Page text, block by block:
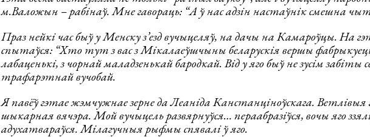
м.Валожын – рабінаў. Мне гавораць: “А ў нас адзін настаўнік смешна
Праз нейкі час быў у Менску з’езд вучыцеляў, на дачы на Камароўцы. На
спытаўся: “Хто тут з вас з Мікалаеўшчыны беларускія вершы
лабаценькі, з чорнай маладзенькай бародкай. Від у яго быў не зусім забіты
трафарэтнай вучобай.
Я павёў гэтае жэмчужнае зерне да Леаніда Канстанціноўскага. Ветлівыя
шыкарная вячэра. Мой вучыцель развярнуўся… пераабразіўся, вочы яго
адухатвараўся. Мілагучныя рыфмы спявалі ў яго.